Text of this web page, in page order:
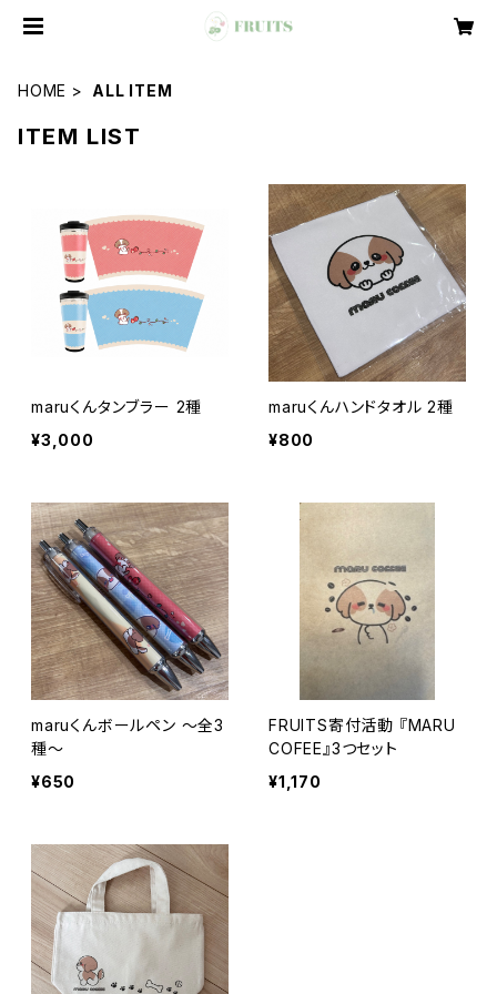
HOME ALL ITEM
ITEM LIST
maruくんタンブラー 2種
¥3,000
maruくんハンドタオル 2種
¥800
maruくんボールペン 〜全3
種〜
¥650
FRUITS寄付活動 『MARU
COFEE』3つセット
¥1,170